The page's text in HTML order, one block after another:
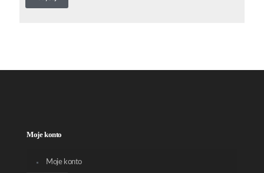
Moje konto
Moje konto